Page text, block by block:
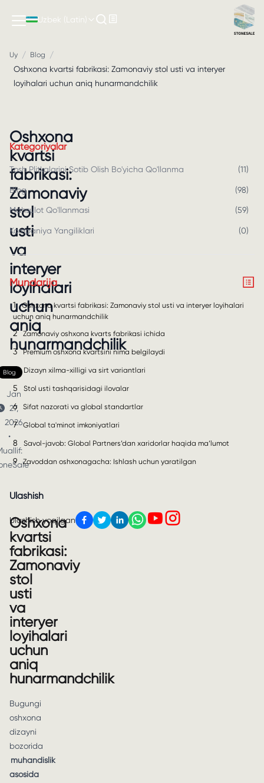
Uzbek (Latin)
Uy / Blog
/
Oshxona kvartsi fabrikasi: Zamonaviy stol usti va interyer
loyihalari uchun aniq hunarmandchilik
Oshxona
kvartsi
fabrikasi:
Zamonaviy
stol
usti
va
interyer
loyihalari
uchun
aniq
hunarmandchilik
Blog
Jan
27,
2026
•
Oshxona
kvartsi
fabrikasi:
Zamonaviy
stol
usti
va
interyer
loyihalari
uchun
aniq
hunarmandchilik
Bugungi
oshxona
dizayni
bozorida
muhandislik
asosida
Kategoriyalar
Tosh Plitkalarini Sotib Olish Bo'yicha Qo'llanma (11)
Blog (98)
Mahsulot Qo'llanmasi (59)
Kompaniya Yangiliklari (0)
Mundarija
1 Oshxona kvartsi fabrikasi: Zamonaviy stol usti va interyer loyihalari
uchun aniq hunarmandchilik
2 Zamonaviy oshxona kvarts fabrikasi ichida
3 Premium oshxona kvartsini nima belgilaydi
4 Dizayn xilma-xilligi va sirt variantlari
5 Stol usti tashqarisidagi ilovalar
6 Sifat nazorati va global standartlar
7 Global ta'minot imkoniyatlari
8 Savol-javob: Global Partners’dan xaridorlar haqida ma’lumot
9 Zavoddan oshxonagacha: Ishlash uchun yaratilgan
Ulashish
Ulashish yoqilgan